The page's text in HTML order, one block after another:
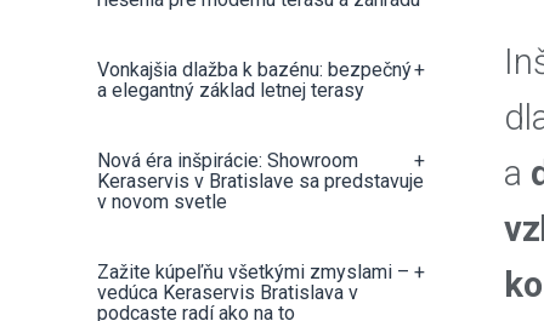
Vonkajšia dlažba k bazénu: bezpečný
a elegantný základ letnej terasy
+
Nová éra inšpirácie: Showroom
Keraservis v Bratislave sa predstavuje
v novom svetle
+
Zažite kúpeľňu všetkými zmyslami –
vedúca Keraservis Bratislava v
podcaste radí ako na to
+
a